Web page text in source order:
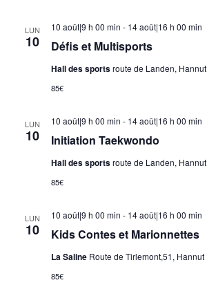
LUN
10 Défis et Multisports
10 août|9 h 00 min - 14 août|16 h 00 min
Hall des sportsroute de Landen, Hannut
85€
LUN
10 Initiation Taekwondo
10 août|9 h 00 min - 14 août|16 h 00 min
Hall des sportsroute de Landen, Hannut
85€
LUN
10 Kids Contes et Marionnettes
10 août|9 h 00 min - 14 août|16 h 00 min
La Saline Route de Tirlemont,51, Hannut
85€